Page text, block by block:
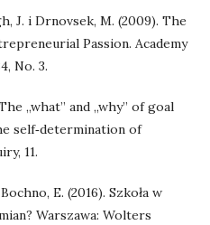
J. i Drnovsek, M. (2009). The
Passion. Academy
No. 3.
„what” and „why” of goal
self‑determination of
11.
E. (2016). Szkoła w
Warszawa: Wolters